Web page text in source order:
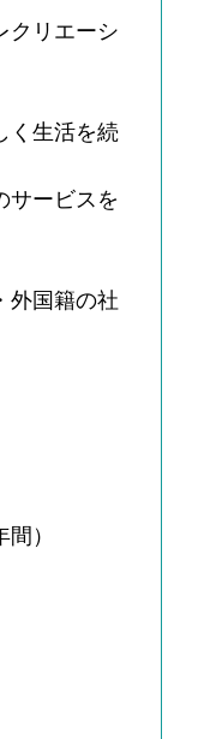
クリエーシ
く生活を続
サービスを
外国籍の社
）